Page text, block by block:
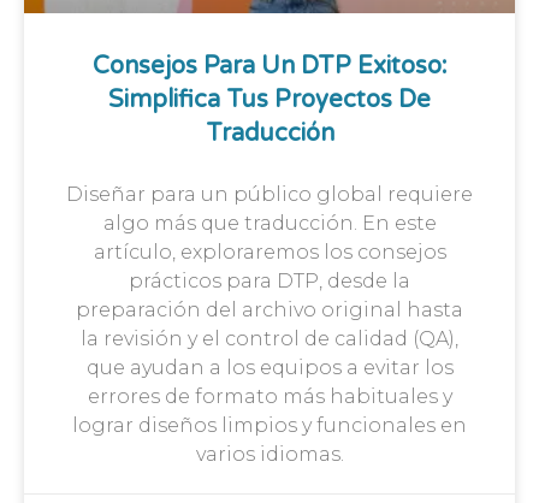
Consejos Para Un DTP Exitoso:
Simplifica Tus Proyectos De
Traducción
Diseñar para un público global requiere
algo más que traducción. En este
artículo, exploraremos los consejos
prácticos para DTP, desde la
preparación del archivo original hasta
la revisión y el control de calidad (QA),
que ayudan a los equipos a evitar los
errores de formato más habituales y
lograr diseños limpios y funcionales en
varios idiomas.